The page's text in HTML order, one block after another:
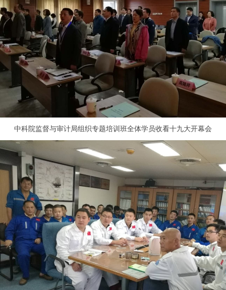
中科院监督与审计局组织专题培训班全体学员收看十九大开幕会